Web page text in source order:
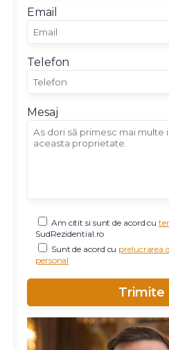
Email
Telefon
Mesaj
Am citit si sunt de acord cu
SudRezidential.ro
Sunt de acord cu prelucrarea
personal